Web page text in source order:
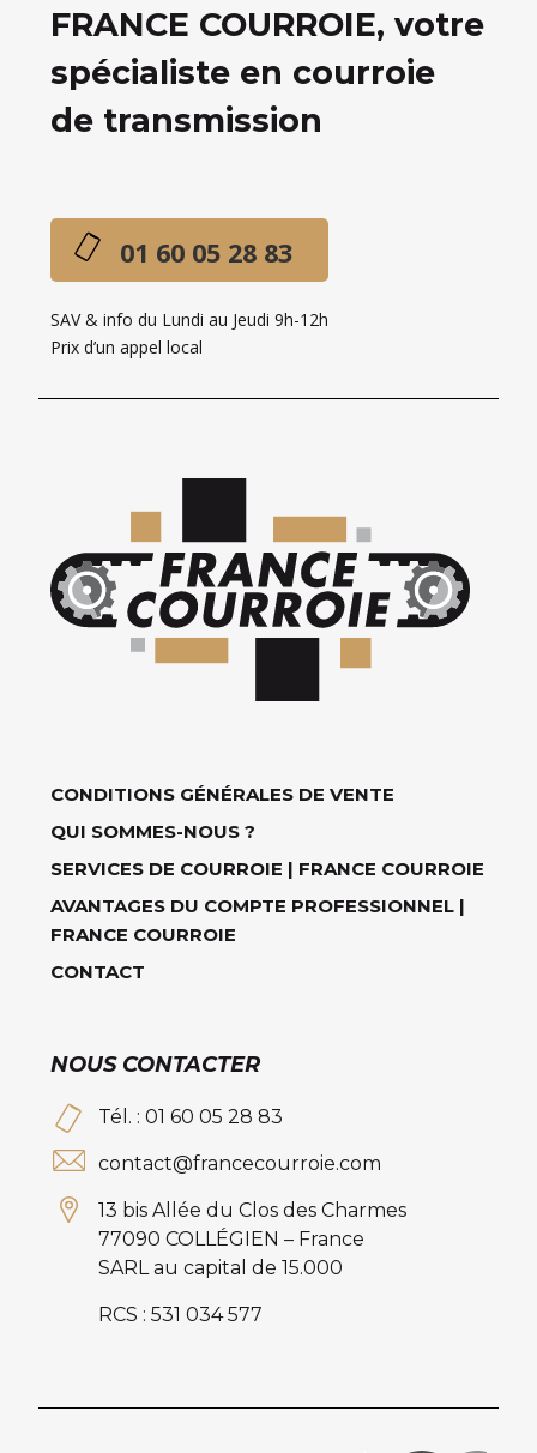
FRANCE COURROIE, votre
spécialiste en courroie
de transmission
01 60 05 28 83
SAV & info du Lundi au Jeudi 9h-12h
Prix d’un appel local
CONDITIONS GÉNÉRALES DE VENTE
QUI SOMMES-NOUS ?
SERVICES DE COURROIE | FRANCE COURROIE
AVANTAGES DU COMPTE PROFESSIONNEL |
FRANCE COURROIE
CONTACT
NOUS CONTACTER
Tél. : 01 60 05 28 83
contact@francecourroie.com
13 bis Allée du Clos des Charmes
77090 COLLÉGIEN – France
SARL au capital de 15.000
RCS : 531 034 577